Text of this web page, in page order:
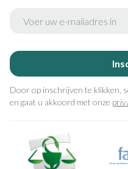
Door op inschrijven te klikken,
en gaat u akkoord met onze